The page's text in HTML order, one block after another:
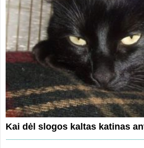
Kai dėl slogos kaltas katinas